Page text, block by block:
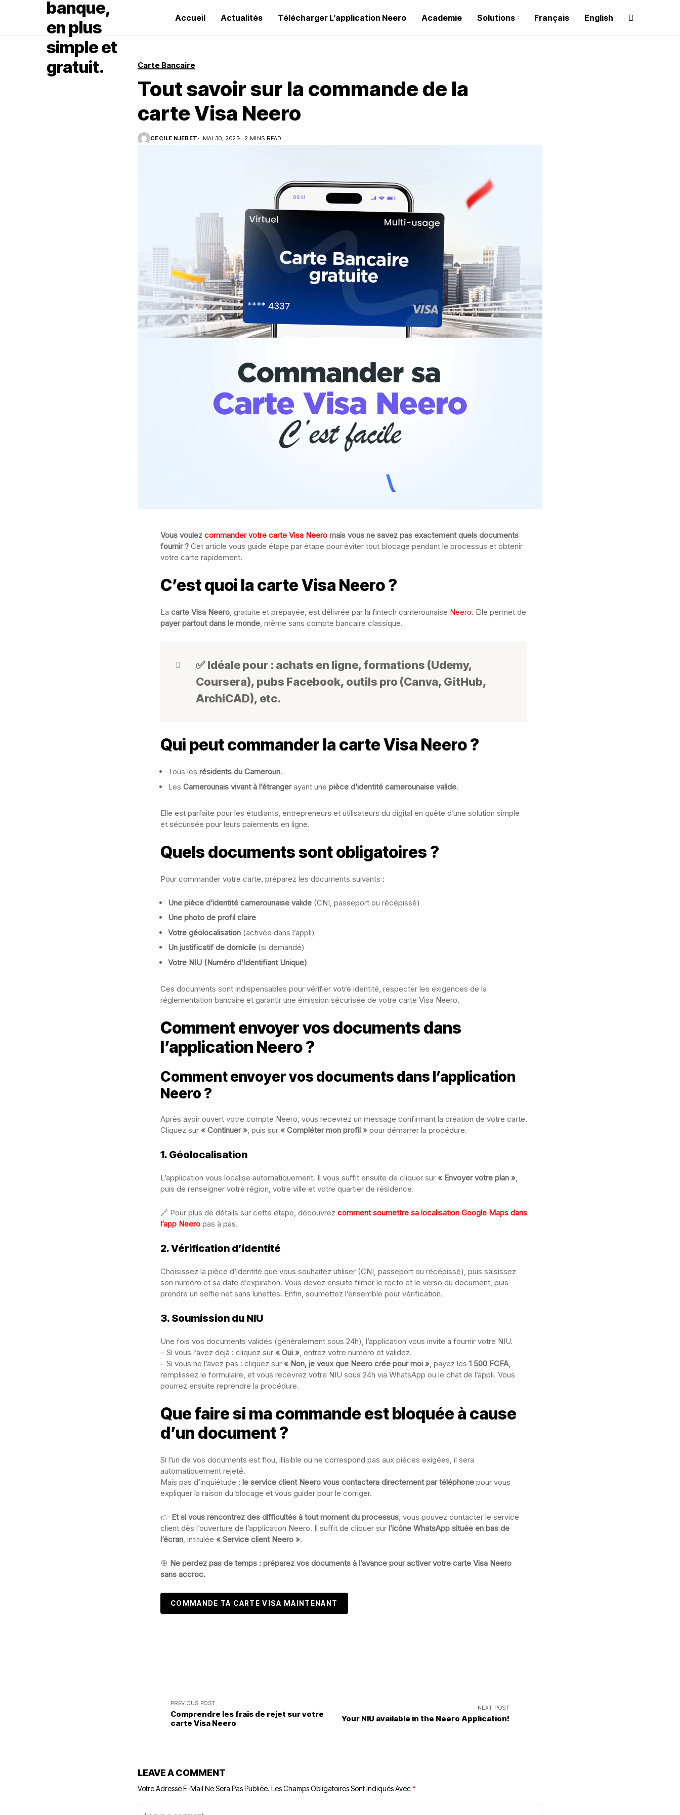
Accueil Actualités Télécharger L’application Neero Academie Solutions Français English
Carte Bancaire
Tout savoir sur la commande de la
carte Visa Neero
CECILE NJEBET MAI 30, 2025 2 MINS READ
Vous voulez commander votre carte Visa Neero mais vous ne savez pas exactement quels documents
fournir ? Cet article vous guide étape par étape pour éviter tout blocage pendant le processus et obtenir
votre carte rapidement.
C’est quoi la carte Visa Neero ?
La carte Visa Neero, gratuite et prépayée, est délivrée par la fintech camerounaise Neero. Elle permet de
payer partout dans le monde, même sans compte bancaire classique.
✅ Idéale pour : achats en ligne, formations (Udemy,
Coursera), pubs Facebook, outils pro (Canva, GitHub,
ArchiCAD), etc.
Qui peut commander la carte Visa Neero ?
Tous les résidents du Cameroun.
Les Camerounais vivant à l’étrangerayant une pièce d’identité camerounaise valide.
Elle est parfaite pour les étudiants, entrepreneurs et utilisateurs du digital en quête d’une solution simple
et sécurisée pour leurs paiements en ligne.
Quels documents sont obligatoires ?
Pour commander votre carte, préparez les documents suivants :
Une pièce d’identité camerounaise valide (CNI, passeport ou récépissé)
Une photo de profil claire
Votre géolocalisation (activée dans l’appli)
Un justificatif de domicile (si demandé)
Votre NIU (Numéro d’Identifiant Unique)
Ces documents sont indispensables pour vérifier votre identité, respecter les exigences de la
réglementation bancaire et garantir une émission sécurisée de votre carte Visa Neero.
Comment envoyer vos documents dans
l’application Neero ?
Comment envoyer vos documents dans l’application
Neero ?
Après avoir ouvert votre compte Neero, vous recevrez un message confirmant la création de votre carte.
Cliquez sur « Continuer » , puis sur « Compléter mon profil » pour démarrer la procédure.
1. Géolocalisation
L’application vous localise automatiquement. Il vous suffit ensuite de cliquer sur « Envoyer votre plan »
puis de renseigner votre région, votre ville et votre quartier de résidence.
🔗 Pour plus de détails sur cette étape, découvrez comment soumettre sa localisation Google Maps dans
l’app Neero pas à pas.
2. Vérification d’identité
Choisissez la pièce d’identité que vous souhaitez utiliser (CNI, passeport ou récépissé), puis saisissez
son numéro et sa date d’expiration. Vous devez ensuite filmer le recto et le verso du document, puis
prendre un selfie net sans lunettes. Enfin, soumettez l’ensemble pour vérification.
3. Soumission du NIU
Une fois vos documents validés (généralement sous 24h), l’application vous invite à fournir votre NIU.
– Si vous l’avez déjà : cliquez sur « Oui » , entrez votre numéro et validez.
– Si vous ne l’avez pas : cliquez sur « Non, je veux que Neero crée pour moi » , payez les 1 500 FCFA,
remplissez le formulaire, et vous recevrez votre NIU sous 24h via WhatsApp ou le chat de l’appli. Vous
pourrez ensuite reprendre la procédure.
Que faire si ma commande est bloquée à cause
d’un document ?
Si l’un de vos documents est flou, illisible ou ne correspond pas aux pièces exigées, il sera
automatiquement rejeté.
Mais pas d’inquiétude : le service client Neero vous contactera directement par téléphone pour vous
expliquer la raison du blocage et vous guider pour le corriger.
👉 Et si vous rencontrez des difficultés à tout moment du processus , vous pouvez contacter le service
client dès l’ouverture de l’application Neero. Il suffit de cliquer sur l’icône WhatsApp située en bas de
l’écran , intitulée « Service client Neero ».
🎯 Ne perdez pas de temps : préparez vos documents à l’avance pour activer votre carte Visa Neero
sans accroc.
COMMANDE TA CARTE VISA MAINTENANT
PREVIOUS POST
Comprendre les frais de rejet sur votre
carte Visa Neero
NEXT POST
Your NIU available in the Neero Application!
LEAVE A COMMENT
Votre Adresse E-Mail Ne Sera Pas Publiée. Les Champs Obligatoires Sont Indiqués Avec*